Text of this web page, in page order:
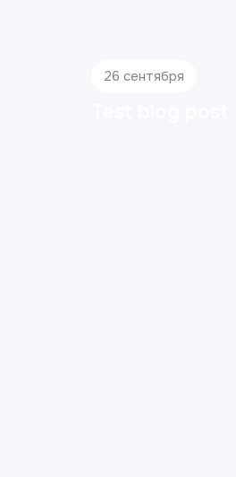
26 сентября